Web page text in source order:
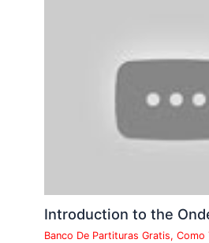
Introduction to the
Banco De Partituras Gratis,Como